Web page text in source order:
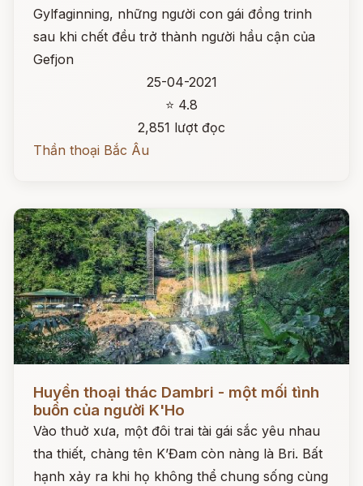
Gylfaginning, những người con gái đồng trinh
sau khi chết đều trở thành người hầu cận của
Gefjon
25-04-2021
⭐ 4.8
2,851 lượt đọc
Thần thoại Bắc Âu
Đọc ngay
Huyền thoại thác Dambri - một mối tình
buồn của người K'Ho
Vào thuở xưa, một đôi trai tài gái sắc yêu nhau
tha thiết, chàng tên K’Đam còn nàng là Bri. Bất
hạnh xảy ra khi họ không thể chung sống cùng